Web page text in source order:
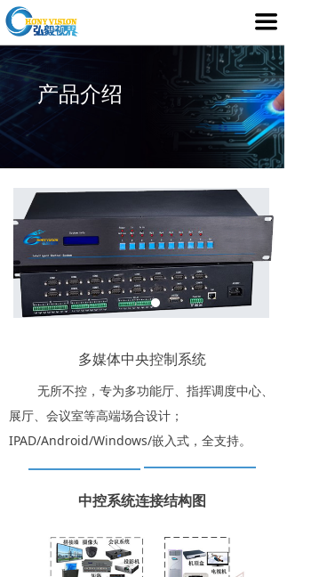
끀
首页
产品介绍
行业应用
媒体中心
客户案例
关于我们
产品介绍
多媒体中央控制系统
无所不控，专为多功能厅、指挥调度中心、
展厅、会议室等高端场合设计；
IPAD/Android/Windows/嵌入式，全支持。
中控系统连接结构图